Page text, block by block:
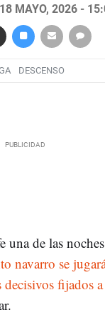
MAYO, 2026 -
DESCENSO
de las
navarro se
fijados a